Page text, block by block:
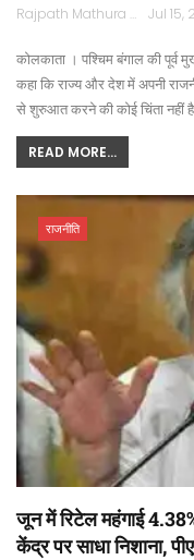
Rajpath Mathura Jul 15,
कोलकाता । पश्चिम बंगाल की पूर्व
कहा कि राज्य और देश में अपनी
से शुरुआत करने की कोई चिंता नहीं
READ MORE...
राजनीति
जून में रिटेल महंगाई
केंद्र पर साधा निशाना,